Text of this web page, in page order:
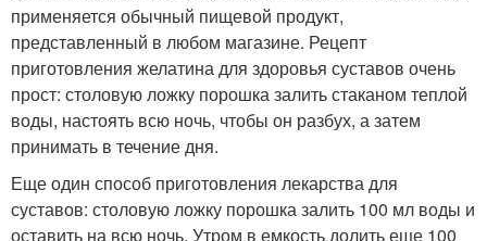
применяется обычный пищевой продукт,
представленный в любом магазине. Рецепт
приготовления желатина для здоровья суставов очень
прост: столовую ложку порошка залить стаканом теплой
воды, настоять всю ночь, чтобы он разбух, а затем
принимать в течение дня.
Еще один способ приготовления лекарства для
суставов: столовую ложку порошка залить 100 мл воды и
оставить на всю ночь. Утром в емкость долить еще 100